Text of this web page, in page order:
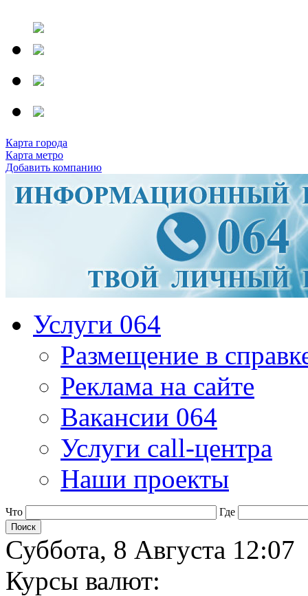
Карта города
Карта метро
Добавить компанию
Услуги 064
Размещение в
Реклама на сайте
Вакансии 064
Услуги call-центра
Наши проекты
Что Где
Суббота, 8 Августа 12:07
Курсы валют: